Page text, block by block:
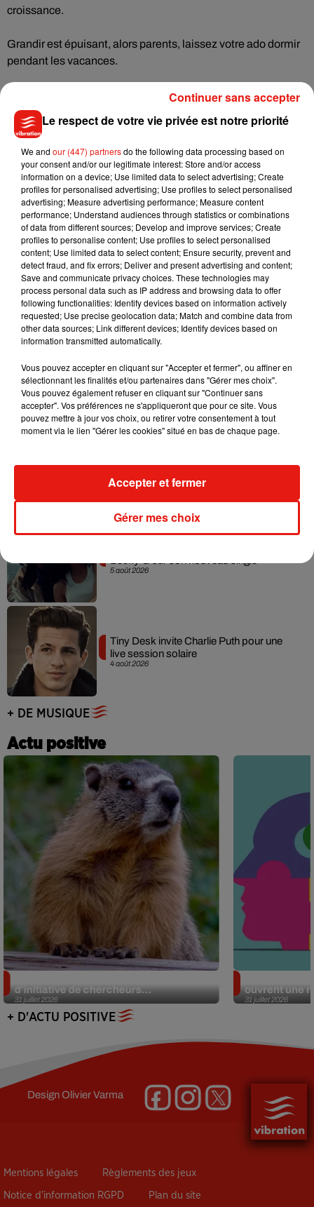
croissance.
Grandir est épuisant, alors parents, laissez votre ado dormir
pendant les vacances.
Musique
Julien Lieb s’essaye à la vie de chatelain
dans son nouveau clip
7 août 2026
Madonna sort enfin le remix de « Love
Sensation » avec Kylie Minogue
7 août 2026
dansant de l’année
collaboration tant attendue
5 août 2026
4 août 2026
Tiny Desk invite Charlie Puth pour une
live session solaire
+ DE MUSIQUE
Actu positive
31 juillet 2026
d’initiative de chercheurs...
31 juillet 2026
ouvrent une
+ D'ACTU POSITIVE
DesignOlivier Varma
Mentions légales Règlements des jeux
Notice d’information RGPD Plan du site
Le respect de votre vie privée est notre priorité
We and our (447) partnersdo the following data processing based on
your consent and/or our legitimate interest: Store and/or access
information on a device; Use limited data to select advertising; Create
profiles for personalised advertising; Use profiles to select personalised
advertising; Measure advertising performance; Measure content
performance; Understand audiences through statistics or combinations
of data from different sources; Develop and improve services; Create
profiles to personalise content; Use profiles to select personalised
content; Use limited data to select content; Ensure security, prevent and
detect fraud, and fix errors; Deliver and present advertising and content;
Save and communicate privacy choices. These technologies may
process personal data such as IP address and browsing data to offer
following functionalities: Identify devices based on information actively
requested; Use precise geolocation data; Match and combine data from
other data sources; Link different devices; Identify devices based on
information transmitted automatically.
Vous pouvez accepter en cliquant sur "Accepter et fermer", ou affiner en
sélectionnant les finalités et/ou partenaires dans "Gérer mes choix".
Vous pouvez également refuser en cliquant sur "Continuer sans
accepter". Vos préférences ne s'appliqueront que pour ce site. Vous
pouvez mettre à jour vos choix, ou retirer votre consentement à tout
moment via le lien "Gérer les cookies" situé en bas de chaque page.
Gérer mes choix
Accepter et fermer
Continuer sans accepter